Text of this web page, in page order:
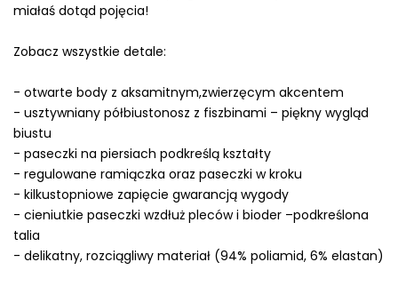
miałaś dotąd pojęcia!
Zobacz wszystkie detale:
- otwarte body z aksamitnym,zwierzęcym akcentem
- usztywniany półbiustonosz z fiszbinami – piękny wygląd
biustu
- paseczki na piersiach podkreślą kształty
- regulowane ramiączka oraz paseczki w kroku
- kilkustopniowe zapięcie gwarancją wygody
- cieniutkie paseczki wzdłuż pleców i bioder –podkreślona
talia
- delikatny, rozciągliwy materiał (94% poliamid, 6% elastan)